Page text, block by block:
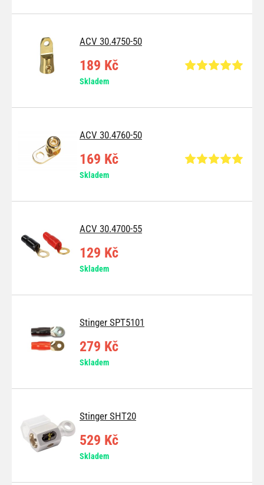
ACV 30.4750-50
189 Kč
Skladem
ACV 30.4760-50
169 Kč
Skladem
ACV 30.4700-55
129 Kč
Skladem
Stinger SPT5101
279 Kč
Skladem
Stinger SHT20
529 Kč
Skladem